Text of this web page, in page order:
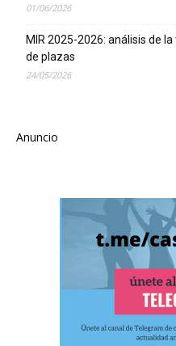
01/06/2026
MIR 2025-2026: análisis de
de plazas
24/05/2026
Anuncio